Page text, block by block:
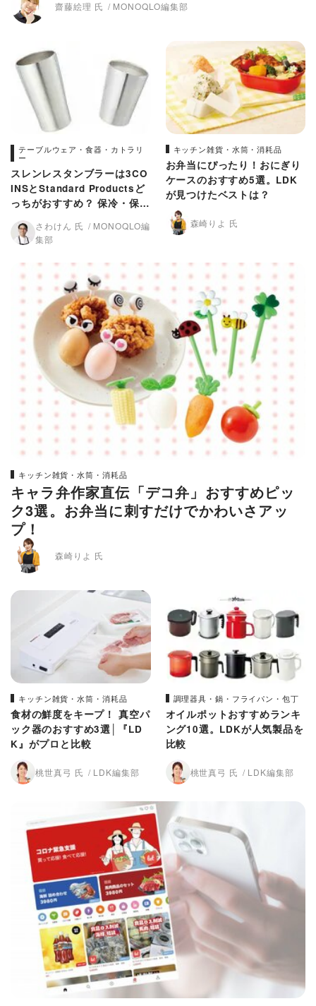
齋藤絵理 氏 MONOQLO編集部
テーブルウェア・食器・カトラリ
ー
スレンレスタンブラーは3CO
INSとStandard Productsど
っちがおすすめ？ 保冷・保温
力を比較
さわけん 氏
MONOQLO編
集部
キッチン雑貨・水筒・消耗品
お弁当にぴったり！おにぎり
ケースのおすすめ5選。LDK
が見つけたベストは？
森崎りよ 氏
キッチン雑貨・水筒・消耗品
キャラ弁作家直伝「デコ弁」おすすめピッ
ク3選。お弁当に刺すだけでかわいさアッ
プ！
森崎りよ 氏
キッチン雑貨・水筒・消耗品
食材の鮮度をキープ！ 真空パ
ック器のおすすめ3選│『LD
K』がプロと比較
桃世真弓 氏 LDK編集部
調理器具・鍋・フライパン・包丁
オイルポットおすすめランキ
ング10選。LDKが人気製品を
比較
桃世真弓 氏 LDK編集部